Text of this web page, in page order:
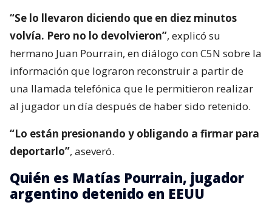
“Se lo llevaron diciendo que en diez minutos
volvía. Pero no lo devolvieron”, explicó su
hermano Juan Pourrain, en diálogo con C5N sobre la
información que lograron reconstruir a partir de
una llamada telefónica que le permitieron realizar
al jugador un día después de haber sido retenido.
“Lo están presionando y obligando a firmar para
deportarlo”, aseveró.
Quién es Matías Pourrain, jugador
argentino detenido en EEUU